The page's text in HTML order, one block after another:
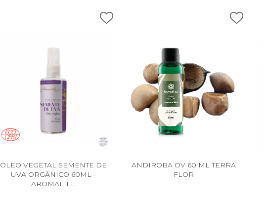
ÓLEO VEGETAL SEMENTE DE
UVA ORGÂNICO 60ML -
AROMALIFE
ANDIROBA OV 60 ML TERRA
FLOR